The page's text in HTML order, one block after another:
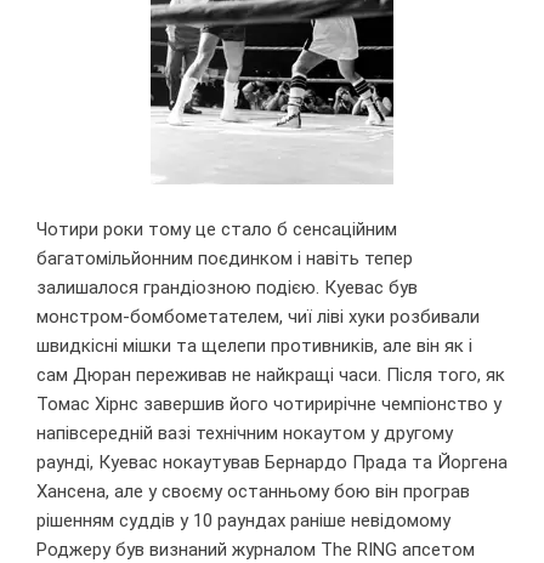
Чотири роки тому це стало б сенсаційним
багатомільйонним поєдинком і навіть тепер
залишалося грандіозною подією. Куевас був
монстром-бомбометателем, чиї ліві хуки розбивали
швидкісні мішки та щелепи противників, але він як і
сам Дюран переживав не найкращі часи. Після того, як
Томас Хірнс завершив його чотирирічне чемпіонство у
напівсередній вазі технічним нокаутом у другому
раунді, Куевас нокаутував Бернардо Прада та Йоргена
Хансена, але у своєму останньому бою він програв
рішенням суддів у 10 раундах раніше невідомому
Роджеру був визнаний журналом The RING апсетом